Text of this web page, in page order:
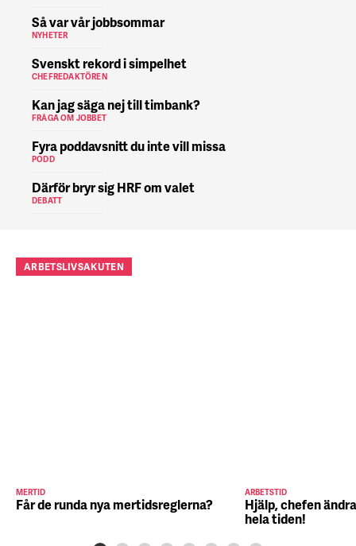
Så var vår jobbsommar
NYHETER
Svenskt rekord i simpelhet
CHEFREDAKTÖREN
Kan jag säga nej till timbank?
FRÅGA OM JOBBET
Fyra poddavsnitt du inte vill missa
PODD
Därför bryr sig HRF om valet
DEBATT
ARBETSLIVSAKUTEN
MERTID
Får de runda nya mertidsreglerna?
ARBETSTID
Hjälp, chefen
hela tiden!